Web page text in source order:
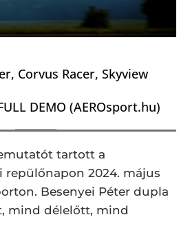
Corvus Racer, Skyview
DEMO (AEROsport.hu)
tartott a
repülőnapon 2024. május
Besenyei Péter dupla
mind délelőtt, mind